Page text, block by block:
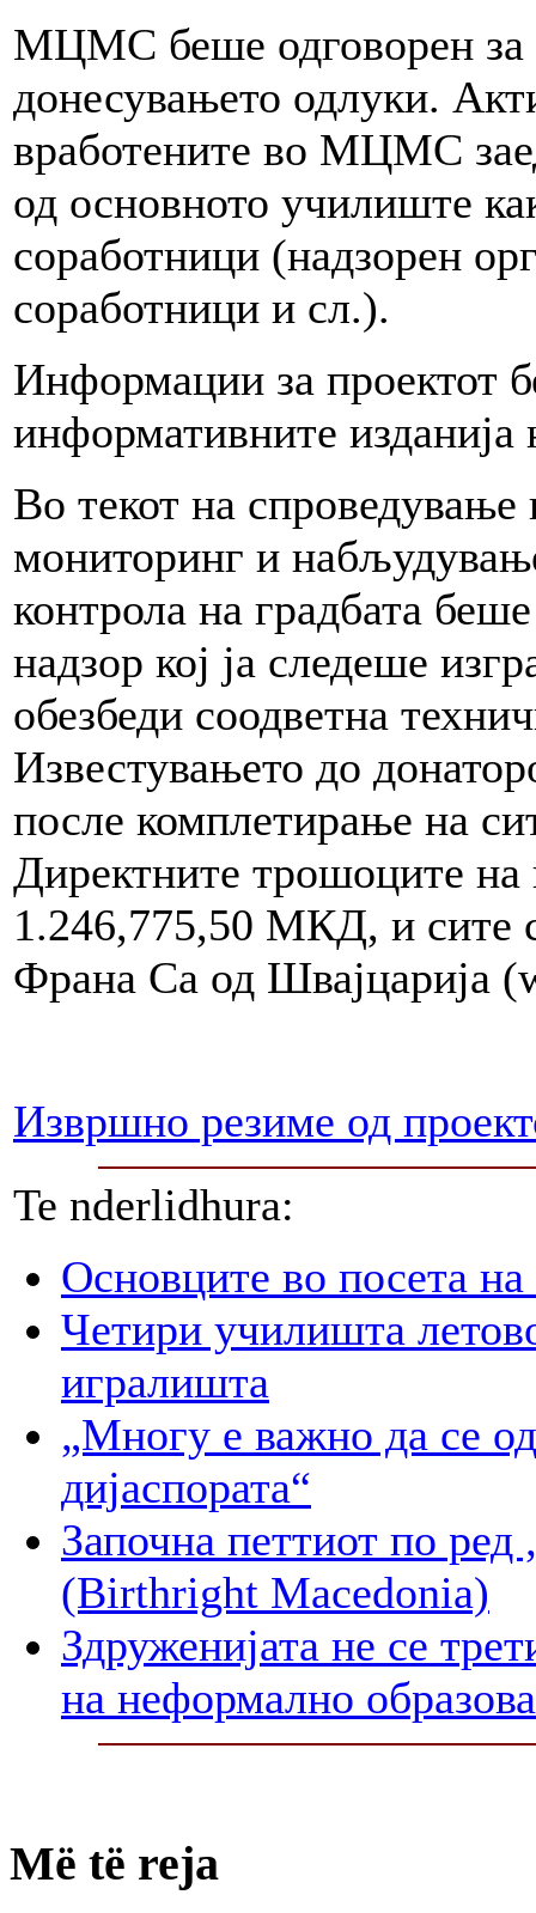
МЦМС беше одговорен за
донесувањето одлуки.
вработените во МЦМС
од основното училиште
соработници (надзорен
соработници и сл.).
Информации за проектот
информативните
Во текот на
мониторинг и
контрола на градбата
надзор кој ја следеше
обезбеди соодветна
Известувањето до
после комплетирање на
Директните трошоците на
1.246,775,50 МКД, и сите
Франа Са од Швајцарија
Извршно резиме од
Te nderlidhura:
Основците во посета
Четири училишта
игралишта
„Многу е важно да се
дијаспората“
Започна петтиот по
(Birthright Macedonia)
Здруженијата не се
на неформално
Më të reja